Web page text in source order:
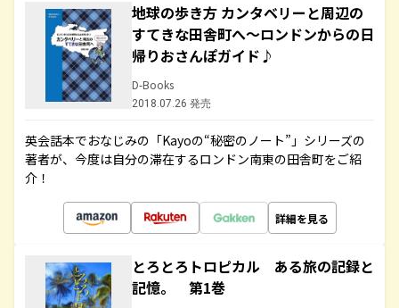
地球の歩き方 カンタベリーと周辺の
すてきな田舎町へ～ロンドンからの日
帰りおさんぽガイド♪
D-Books
2018.07.26 発売
英会話本でおなじみの「Kayoの“秘密のノート”」シリーズの
著者が、今度は自分の滞在するロンドン南東の田舎町をご紹
介！
詳細を見る
とろとろトロピカル ある旅の記録と
記憶。 第1巻